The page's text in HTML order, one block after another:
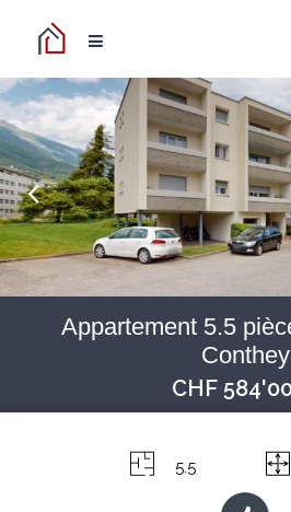
Appartement 5.5
Conthey
CHF
5.5